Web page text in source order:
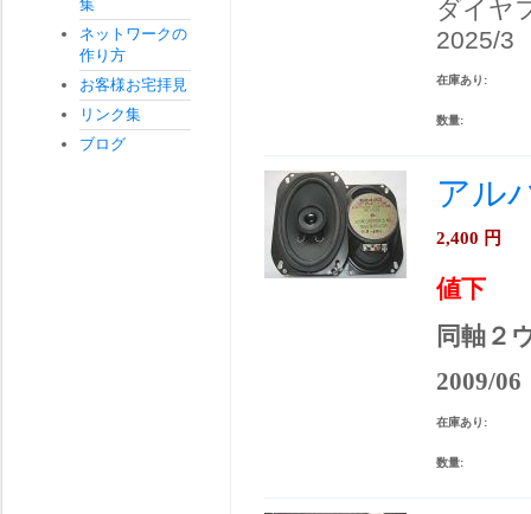
ダイヤ
2025/3
在庫あり:
数量:
アル
2,400 円
値下
同軸２
2009/06
在庫あり:
数量:
集
ネットワークの
作り方
お客様お宅拝見
リンク集
ブログ